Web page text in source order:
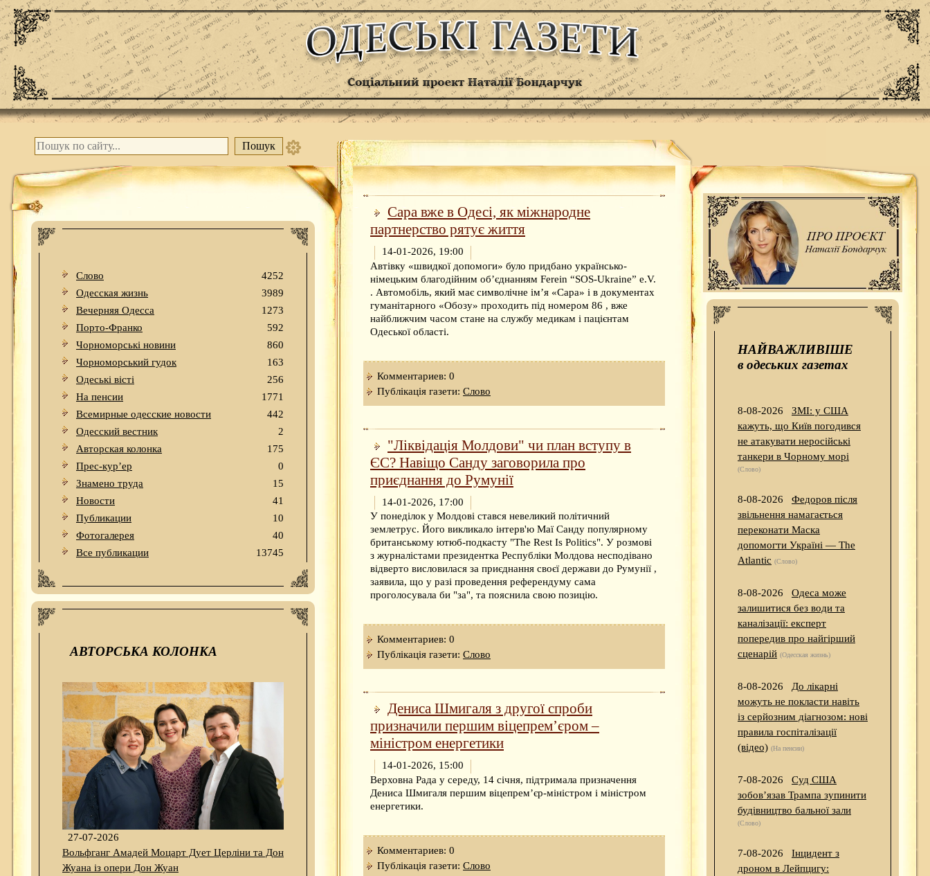
Слово
4252
Одесская жизнь
3989
Вечерняя Одесса
1273
Порто-Франко
592
Чорноморські новини
860
Чорноморський гудок
163
Одеськi вiстi
256
На пенсии
1771
Всемирные одесские новости
442
Одесский вестник
2
Авторская колонка
175
Прес-кур’ер
0
Знамено труда
15
Новости
41
Публикации
10
Фотогалерея
40
Все публикации
13745
АВТОРСЬКА КОЛОНКА
27-07-2026
Вольфганг Амадей Моцарт Дует Церліни та Дон
Жуана із опери Дон Жуан
Сара вже в Одесі, як міжнародне
партнерство рятує життя
14-01-2026, 19:00
Автівку «швидкої допомоги» було придбано українсько-
німецьким благодійним об’єднанням Ferein “SOS-Ukraine” e.V.
. Автомобіль, який має символічне ім’я «Сара» і в документах
гуманітарного «Обозу» проходить під номером 86 , вже
найближчим часом стане на службу медикам і пацієнтам
Одеської області.
Комментариев: 0
Публікація газети: Слово
"Ліквідація Молдови" чи план вступу в
ЄС? Навіщо Санду заговорила про
приєднання до Румунії
14-01-2026, 17:00
У понеділок у Молдові стався невеликий політичний
землетрус. Його викликало інтерв'ю Маї Санду популярному
британському ютюб-подкасту "The Rest Is Politics". У розмові
з журналістами президентка Республіки Молдова несподівано
відверто висловилася за приєднання своєї держави до Румунії ,
заявила, що у разі проведення референдуму сама
проголосувала би "за", та пояснила свою позицію.
Комментариев: 0
Публікація газети: Слово
Дениса Шмигаля з другої спроби
призначили першим віцепремʼєром –
міністром енергетики
14-01-2026, 15:00
Верховна Рада у середу, 14 січня, підтримала призначення
Дениса Шмигаля першим віцепремʼєр-міністром і міністром
енергетики.
Комментариев: 0
Публікація газети: Слово
НАЙВАЖЛИВІШЕ
в одеських газетах
8-08-2026
ЗМІ: у США
кажуть, що Київ погодився
не атакувати неросійські
танкери в Чорному морі
(Слово)
8-08-2026
Федоров після
звільнення намагається
переконати Маска
допомогти Україні — The
Atlantic (Слово)
8-08-2026
Одеса може
залишитися без води та
каналізації: експерт
попередив про найгірший
сценарій (Одесская жизнь)
8-08-2026
До лікарні
можуть не покласти навіть
із серйозним діагнозом: нові
правила госпіталізації
(відео) (На пенсии)
7-08-2026
Суд США
зобов’язав Трампа зупинити
будівництво бальної зали
(Слово)
7-08-2026
Інцидент з
дроном в Лейпцигу: